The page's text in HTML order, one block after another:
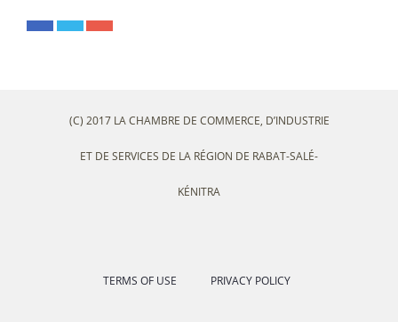
(C) 2017 LA CHAMBRE DE COMMERCE, D’INDUSTRIE
ET DE SERVICES DE LA RÉGION DE RABAT-SALÉ-
KÉNITRA
TERMS OF USE PRIVACY POLICY